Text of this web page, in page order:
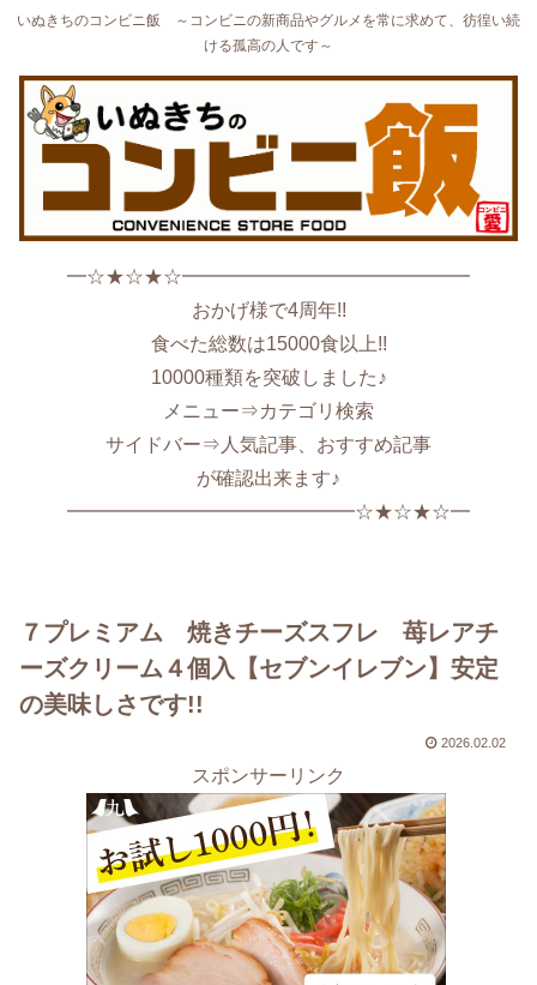
いぬきちのコンビニ飯 ～コンビニの新商品やグルメを常に求めて、彷徨い続
ける孤高の人です～
━☆★☆★☆━━━━━━━━━━━━━━━
おかげ様で4周年!!
食べた総数は15000食以上!!
10000種類を突破しました♪
メニュー⇒カテゴリ検索
サイドバー⇒人気記事、おすすめ記事
が確認出来ます♪
━━━━━━━━━━━━━━━☆★☆★☆━
７プレミアム 焼きチーズスフレ 苺レアチ
ーズクリーム４個入【セブンイレブン】安定
の美味しさです!!
2026.02.02
スポンサーリンク